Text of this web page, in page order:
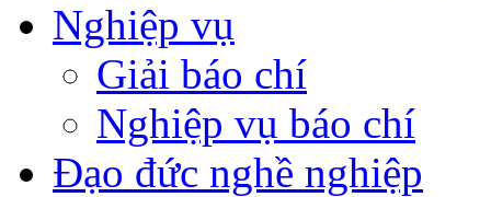
Nghiệp vụ
Giải báo chí
Nghiệp vụ báo chí
Đạo đức nghề nghiệp